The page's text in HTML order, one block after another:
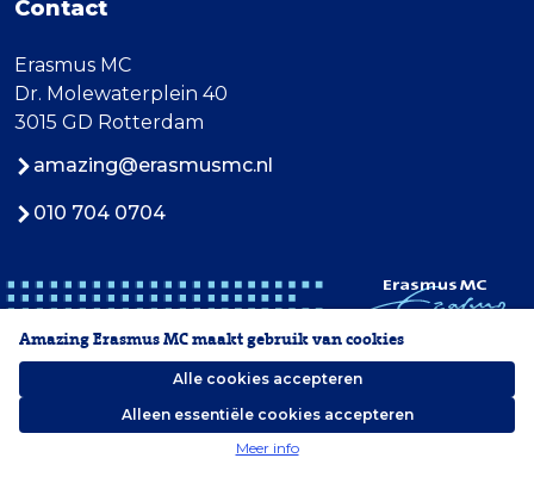
Contact
Erasmus MC
Dr. Molewaterplein 40
3015 GD Rotterdam
amazing@erasmusmc.nl
010 704 0704
2026 Erasmus MC
Amazing Erasmus MC maakt gebruik van cookies
Alle cookies accepteren
Alleen essentiële cookies accepteren
Meer info